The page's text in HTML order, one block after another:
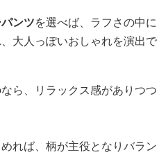
ンツを選べば、ラフさの中に
大人っぽいおしゃれを演出で
ら、リラックス感がありつつ
れば、柄が主役となりバラン